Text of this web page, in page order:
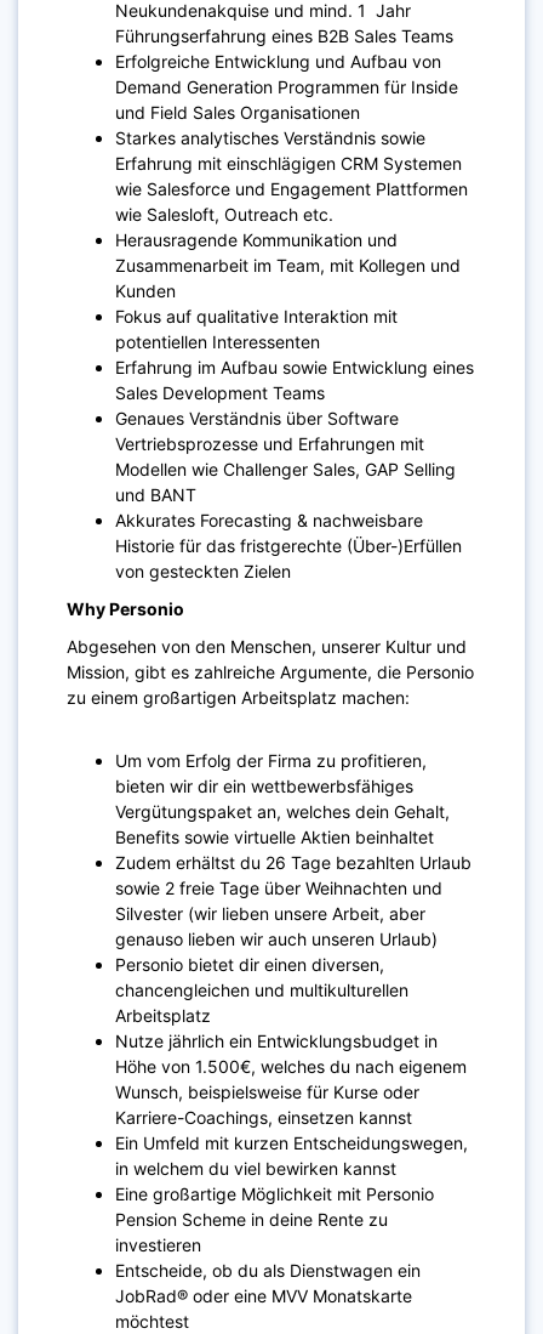
Neukundenakquise und mind. 1 Jahr
Führungserfahrung eines B2B Sales Teams
Erfolgreiche Entwicklung und Aufbau von
Demand Generation Programmen für Inside
und Field Sales Organisationen
Starkes analytisches Verständnis sowie
Erfahrung mit einschlägigen CRM Systemen
wie Salesforce und Engagement Plattformen
wie Salesloft, Outreach etc.
Herausragende Kommunikation und
Zusammenarbeit im Team, mit Kollegen und
Kunden
Fokus auf qualitative Interaktion mit
potentiellen Interessenten
Erfahrung im Aufbau sowie Entwicklung eines
Sales Development Teams
Genaues Verständnis über Software
Vertriebsprozesse und Erfahrungen mit
Modellen wie Challenger Sales, GAP Selling
und BANT
Akkurates Forecasting & nachweisbare
Historie für das fristgerechte (Über-)Erfüllen
von gesteckten Zielen
Why Personio
Abgesehen von den Menschen, unserer Kultur und
Mission, gibt es zahlreiche Argumente, die Personio
zu einem großartigen Arbeitsplatz machen:
Um vom Erfolg der Firma zu profitieren,
bieten wir dir ein wettbewerbsfähiges
Vergütungspaket an, welches dein Gehalt,
Benefits sowie virtuelle Aktien beinhaltet
Zudem erhältst du 26 Tage bezahlten Urlaub
sowie 2 freie Tage über Weihnachten und
Silvester (wir lieben unsere Arbeit, aber
genauso lieben wir auch unseren Urlaub)
Personio bietet dir einen diversen,
chancengleichen und multikulturellen
Arbeitsplatz
Nutze jährlich ein Entwicklungsbudget in
Höhe von 1.500€, welches du nach eigenem
Wunsch, beispielsweise für Kurse oder
Karriere-Coachings, einsetzen kannst
Ein Umfeld mit kurzen Entscheidungswegen,
in welchem du viel bewirken kannst
Eine großartige Möglichkeit mit Personio
Pension Scheme in deine Rente zu
investieren
Entscheide, ob du als Dienstwagen ein
JobRad® oder eine MVV Monatskarte
möchtest